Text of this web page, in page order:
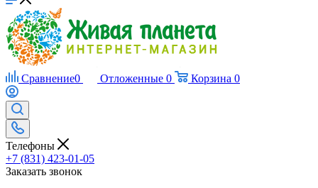
Сравнение0 Отложенные 0 Корзина 0
Телефоны
+7 (831) 423-01-05
Заказать звонок